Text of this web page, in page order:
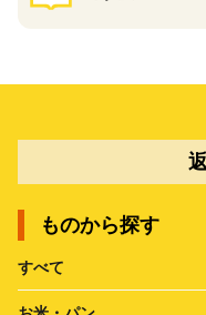
ものから探す
すべて